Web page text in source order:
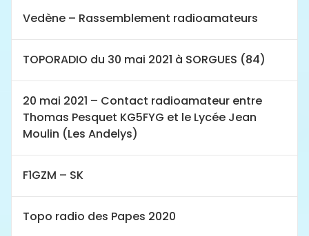
Vedène – Rassemblement radioamateurs
TOPORADIO du 30 mai 2021 à SORGUES (84)
20 mai 2021 – Contact radioamateur entre
Thomas Pesquet KG5FYG et le Lycée Jean
Moulin (Les Andelys)
F1GZM – SK
Topo radio des Papes 2020